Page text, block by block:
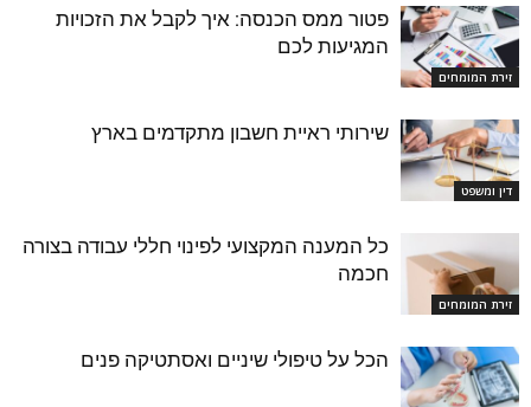
זירת המומחים
פטור ממס הכנסה: איך לקבל את הזכויות
המגיעות לכם
דין ומשפט
שירותי ראיית חשבון מתקדמים בארץ
זירת המומחים
כל המענה המקצועי לפינוי חללי עבודה בצורה
חכמה
הכל על טיפולי שיניים ואסתטיקה פנים